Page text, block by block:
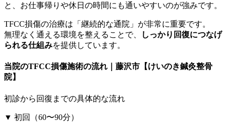
と、お仕事帰りや休日の時間にも通いやすいのが強みです。
TFCC損傷の治療は「継続的な通院」が非常に重要です。
無理なく通える環境を整えることで、
しっかり回復につなげ
られる仕組みを提供しています。
当院のTFCC損傷施術の流れ｜藤沢市【けいのき鍼灸整骨
院】
初診から回復までの具体的な流れ
▼ 初回（60〜90分）